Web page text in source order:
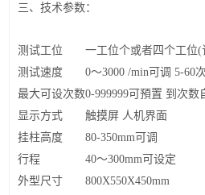
三、技术参数：
测试工位 一工位个或者四个工位(
测试速度
0～3000 /min可调5-60
最大可设次数0-999999可預置 到次数
显示方式
触摸屏 人机界面
挂柱高度
80-350mm可调
行程
40～300mm可设定
外型尺寸
800X550X450mm